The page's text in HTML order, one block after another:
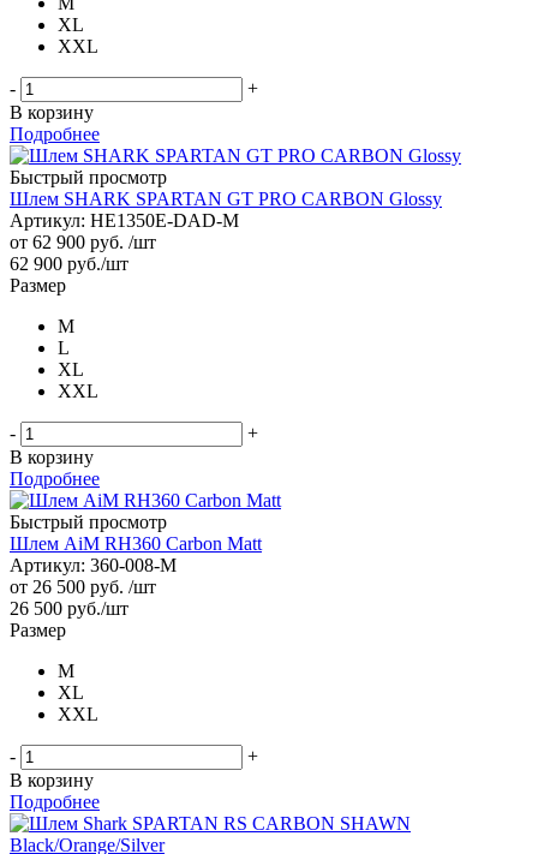
XL
XXL
-
+
В корзину
Подробнее
Быстрый просмотр
Шлем SHARK SPARTAN GT PRO CARBON Glossy
Артикул: HE1350E-DAD-M
от 62 900 руб. /шт
62 900 руб./шт
Размер
M
L
XL
XXL
-
+
В корзину
Подробнее
Быстрый просмотр
Шлем AiM RH360 Carbon Matt
Артикул: 360-008-M
от 26 500 руб. /шт
26 500 руб./шт
Размер
M
XL
XXL
-
+
В корзину
Подробнее